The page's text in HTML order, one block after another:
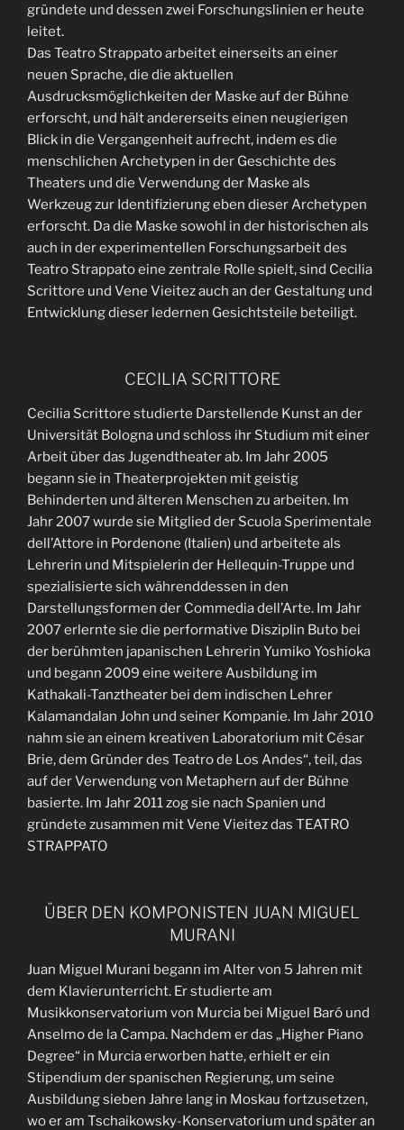
gründete und dessen zwei Forschungslinien er heute
leitet.
Das Teatro Strappato arbeitet einerseits an einer
neuen Sprache, die die aktuellen
Ausdrucksmöglichkeiten der Maske auf der Bühne
erforscht, und hält andererseits einen neugierigen
Blick in die Vergangenheit aufrecht, indem es die
menschlichen Archetypen in der Geschichte des
Theaters und die Verwendung der Maske als
Werkzeug zur Identifizierung eben dieser Archetypen
erforscht. Da die Maske sowohl in der historischen als
auch in der experimentellen Forschungsarbeit des
Teatro Strappato eine zentrale Rolle spielt, sind Cecilia
Scrittore und Vene Vieitez auch an der Gestaltung und
Entwicklung dieser ledernen Gesichtsteile beteiligt.
CECILIA SCRITTORE
Cecilia Scrittore studierte Darstellende Kunst an der
Universität Bologna und schloss ihr Studium mit einer
Arbeit über das Jugendtheater ab. Im Jahr 2005
begann sie in Theaterprojekten mit geistig
Behinderten und älteren Menschen zu arbeiten. Im
Jahr 2007 wurde sie Mitglied der Scuola Sperimentale
dell’Attore in Pordenone (Italien) und arbeitete als
Lehrerin und Mitspielerin der Hellequin-Truppe und
spezialisierte sich währenddessen in den
Darstellungsformen der Commedia dell’Arte. Im Jahr
2007 erlernte sie die performative Disziplin Buto bei
der berühmten japanischen Lehrerin Yumiko Yoshioka
und begann 2009 eine weitere Ausbildung im
Kathakali-Tanztheater bei dem indischen Lehrer
Kalamandalan John und seiner Kompanie. Im Jahr 2010
nahm sie an einem kreativen Laboratorium mit César
Brie, dem Gründer des Teatro de Los Andes“, teil, das
auf der Verwendung von Metaphern auf der Bühne
basierte. Im Jahr 2011 zog sie nach Spanien und
gründete zusammen mit Vene Vieitez das TEATRO
STRAPPATO
ÜBER DEN KOMPONISTEN JUAN MIGUEL
MURANI
Juan Miguel Murani begann im Alter von 5 Jahren mit
dem Klavierunterricht. Er studierte am
Musikkonservatorium von Murcia bei Miguel Baró und
Anselmo de la Campa. Nachdem er das „Higher Piano
Degree“ in Murcia erworben hatte, erhielt er ein
Stipendium der spanischen Regierung, um seine
Ausbildung sieben Jahre lang in Moskau fortzusetzen,
wo er am Tschaikowsky-Konservatorium und später an